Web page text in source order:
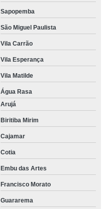
Sapopemba
São Miguel Paulista
Vila Carrão
Vila Esperança
Vila Matilde
Água Rasa
Arujá
Biritiba Mirim
Cajamar
Cotia
Embu das Artes
Francisco Morato
Guararema